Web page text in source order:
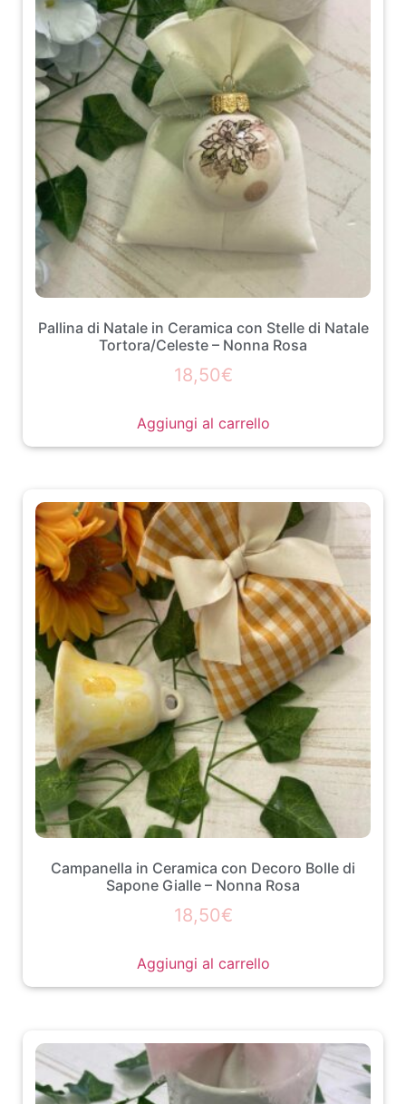
Pallina di Natale in Ceramica con Stelle di Natale
Tortora/Celeste – Nonna Rosa
18,50€
Aggiungi al carrello
Campanella in Ceramica con Decoro Bolle di
Sapone Gialle – Nonna Rosa
18,50€
Aggiungi al carrello